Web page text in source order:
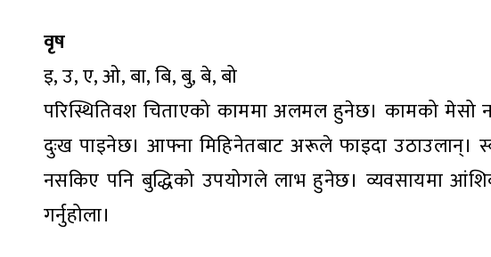
वृष
इ, उ, ए, ओ, बा, बि, बु, बे, बो
परिस्थितिवश चिताएको काममा अलमल हुनेछ। कामको मेसो
दुःख पाइनेछ। आफ्ना मिहिनेतबाट अरूले फाइदा उठाउलान्।
नसकिए पनि बुद्धिको उपयोगले लाभ हुनेछ। व्यवसायमा
गर्नुहोला।